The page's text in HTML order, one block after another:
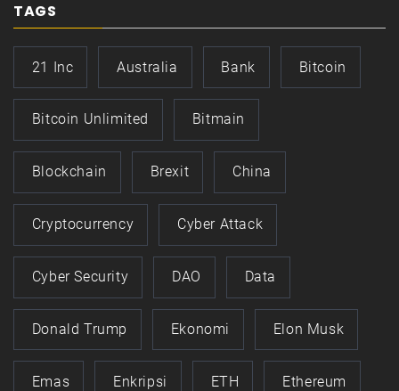
TAGS
21 Inc Australia Bank Bitcoin
Bitcoin Unlimited Bitmain
Blockchain Brexit China
Cryptocurrency Cyber Attack
Cyber Security DAO Data
Donald Trump Ekonomi Elon Musk
Emas Enkripsi ETH Ethereum